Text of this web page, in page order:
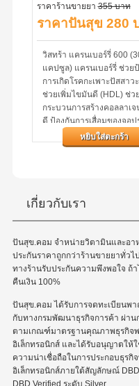
ราคาร้านขายยา355 บาท
ราคาปันสุข 280
วิสทร้า แครนเบอร์รี่ 600
แคปซูล) แครนเบอร์รี่ ช่วย
การเกิดโรคกะเพาะปัสสาว
ช่วยเพิ่มไขมันดี (HDL) ช่วย
กระบวนการสร้างคอลลาเ
ดี ป้องกันการเสื่อมของจอป
หยิบใส่ตะกร้า
เกี่ยวกับเรา
ปันสุข.คอม จำหน่ายวิตามินและอา
ประกันราคาถูกกว่าร้านขายยาทั่ว
ทางร้านรับประกันความพึงพอใจ ถ้
คืนเงิน 100%
ปันสุข.คอม ได้รับการจดทะเบียนพ
กับทางกรมพัฒนาธุรกิจการค้า ผ่าน
ตามเกณฑ์มาตรฐานคุณภาพธุรกิจ
อิเล็กทรอนิกส์ และได้รับอนุญาตให้ใ
ความน่าเชื่อถือในการประกอบธุรกิ
อิเล็กทรอนิกส์ภายใต้สัญลักษณ์